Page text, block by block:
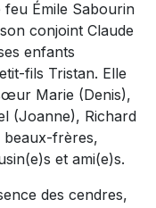
feu Émile Sabourin
conjoint Claude
enfants
fils Tristan. Elle
Marie (Denis),
(Joanne), Richard
beaux-frères,
et ami(e)s.
des cendres,